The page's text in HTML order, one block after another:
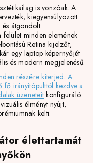
is vonzóak. A
kiegyensúlyozott
és átgondolt
felület minden elemének
Retina kijelzőt,
egy laptop képernyőjét
és modern megjelenésű.
részére kiterjed. A
fő irányítópulttól kezdve a
üzeneteit konfiguráló
élményt nyújt,
kelti.
élettartamát